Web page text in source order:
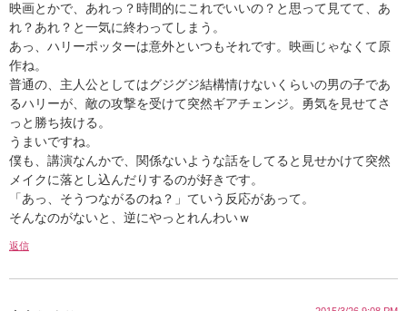
映画とかで、あれっ？時間的にこれでいいの？と思って見てて、あ
れ？あれ？と一気に終わってしまう。
あっ、ハリーポッターは意外といつもそれです。映画じゃなくて原
作ね。
普通の、主人公としてはグジグジ結構情けないくらいの男の子であ
るハリーが、敵の攻撃を受けて突然ギアチェンジ。勇気を見せてさ
っと勝ち抜ける。
うまいですね。
僕も、講演なんかで、関係ないような話をしてると見せかけて突然
メイクに落とし込んだりするのが好きです。
「あっ、そうつながるのね？」ていう反応があって。
そんなのがないと、逆にやっとれんわいｗ
返信